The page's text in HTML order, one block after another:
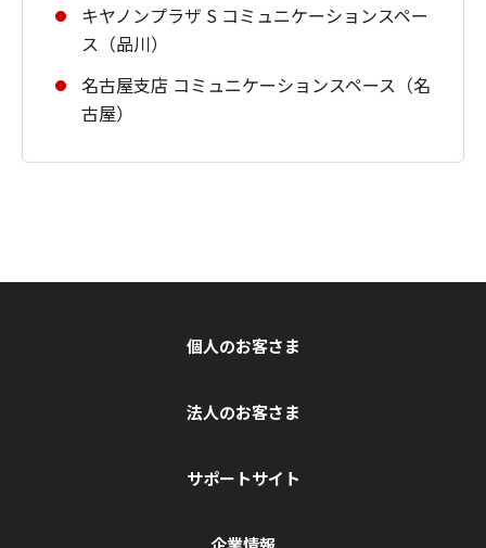
キヤノンプラザ S コミュニケーションスペー
ス（品川）
名古屋支店 コミュニケーションスペース（名
古屋）
個人のお客さま
法人のお客さま
サポートサイト